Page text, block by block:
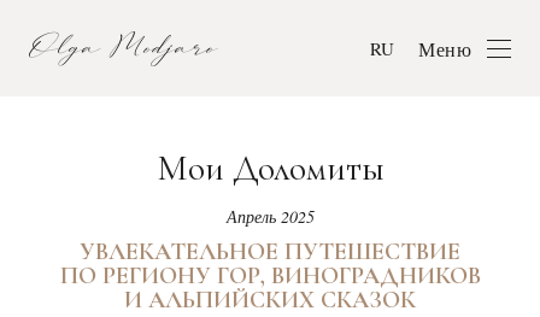
RU Меню
Мои Доломиты
Апрель 2025
УВЛЕКАТЕЛЬНОЕ ПУТЕШЕСТВИЕ
ПО РЕГИОНУ ГОР, ВИНОГРАДНИКОВ
И АЛЬПИЙСКИХ СКАЗОК